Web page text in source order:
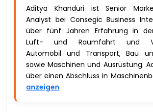
Aditya Khanduri ist Senior
Analyst bei Consegic Business
über fünf Jahren Erfahrung in
Luft- und Raumfahrt und
Automobil und Transport, Bau
sowie Maschinen und Ausrüstung.
über einen Abschluss in
anzeigen